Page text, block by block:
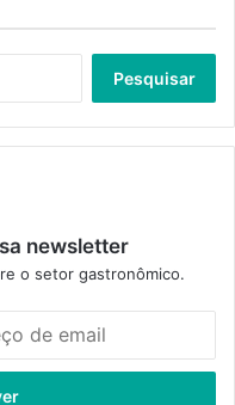
newsletter
o setor gastronômico.